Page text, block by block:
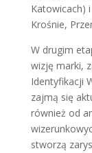
Katowicach)
Krośnie,
W drugim
wizję marki,
Identyfikacji
zajmą się
również od
stworzą